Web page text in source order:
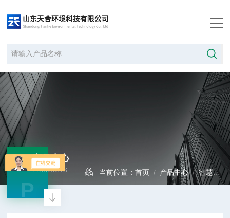
产品中心
PRODUCTS
P
当前位置：首页 / 产品中心/智慧水文